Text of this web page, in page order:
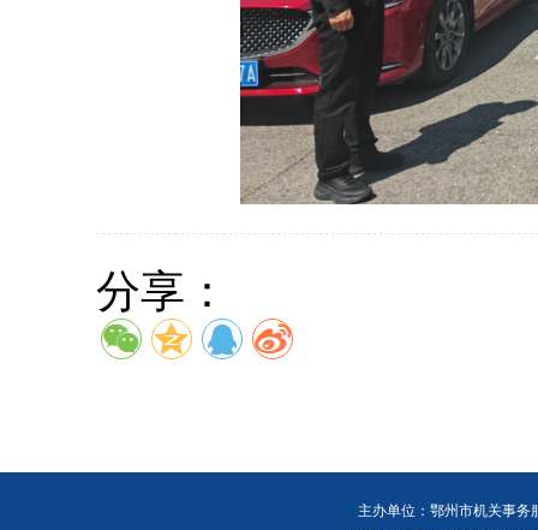
分享：
主办单位：鄂州市机关事